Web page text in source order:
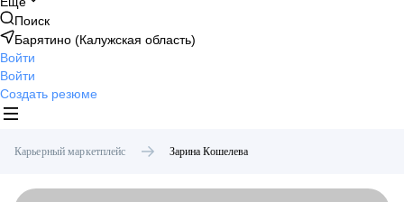
Поиск
Барятино (Калужская область)
Войти
Войти
Создать резюме
Карьерный маркетплейс Зарина Кошелева